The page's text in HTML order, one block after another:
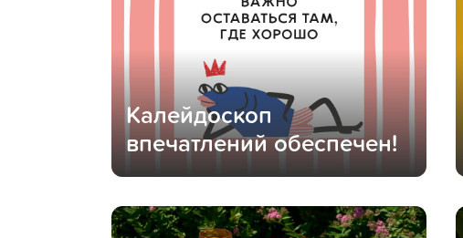
Калейдоскоп
впечатлений обеспечен!